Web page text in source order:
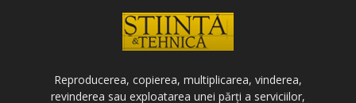
Reproducerea, copierea, multiplicarea, vinderea,
revinderea sau exploatarea unei părți a serviciilor,